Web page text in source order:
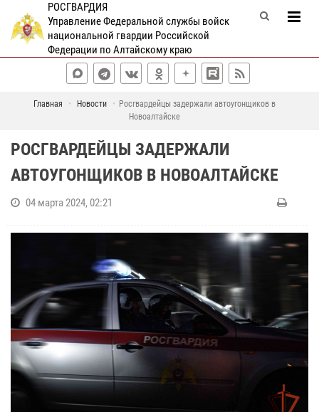
РОСГВАРДИЯ
Управление Федеральной службы войск
национальной гвардии Российской
Федерации по Алтайскому краю
Главная Новости
Росгвардейцы задержали автоугонщиков в
Новоалтайске
РОСГВАРДЕЙЦЫ ЗАДЕРЖАЛИ
АВТОУГОНЩИКОВ В НОВОАЛТАЙСКЕ
04 марта 2024, 02:21